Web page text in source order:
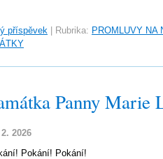
příspěvek Rubrika: PROMLUVY NA
Panny Marie
2. 2026
Pokání! Pokání!